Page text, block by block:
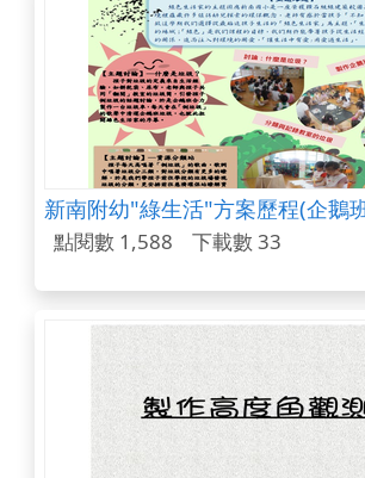
新南附幼"綠生活"方案歷程(企鵝
點閱數 1,588 下載數 33